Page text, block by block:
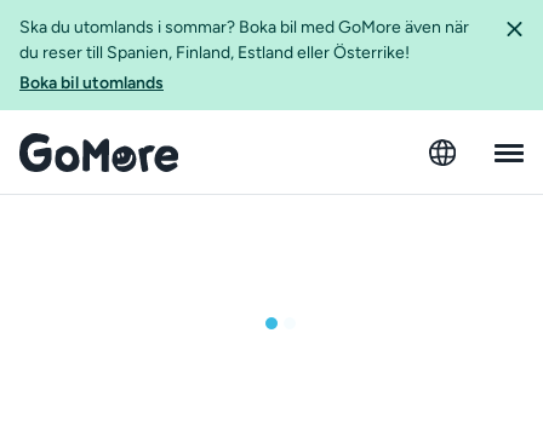
Ska du utomlands i sommar? Boka bil med GoMore även när
du reser till Spanien, Finland, Estland eller Österrike!
Boka bil utomlands